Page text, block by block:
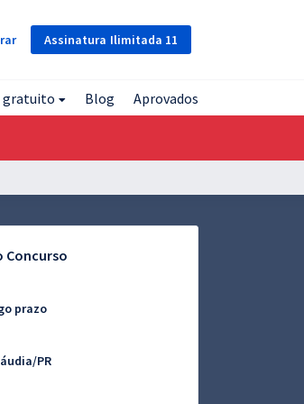
Assinatura Ilimitada 11
gratuito Blog Aprovados
Concurso
prazo
PR